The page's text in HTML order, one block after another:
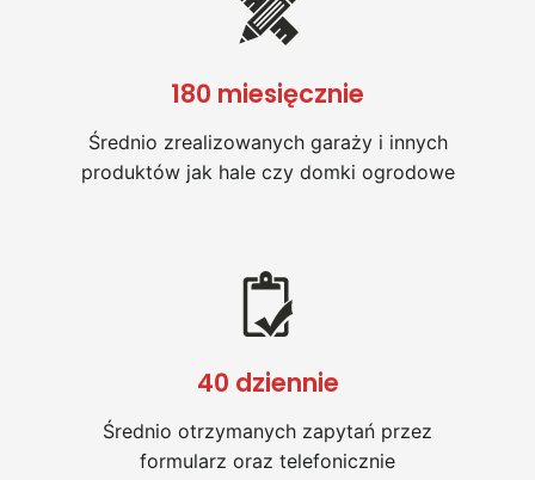
180 miesięcznie
Średnio zrealizowanych garaży i innych
produktów jak hale czy domki ogrodowe
40 dziennie
Średnio otrzymanych zapytań przez
formularz oraz telefonicznie